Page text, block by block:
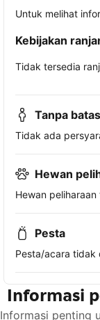
Untuk melihat
Kebijakan
Tidak tersedia
Tanpa
Tidak ada
Hewan
Hewan
Pesta
Pesta/acara tidak
Informasi
Informasi penting